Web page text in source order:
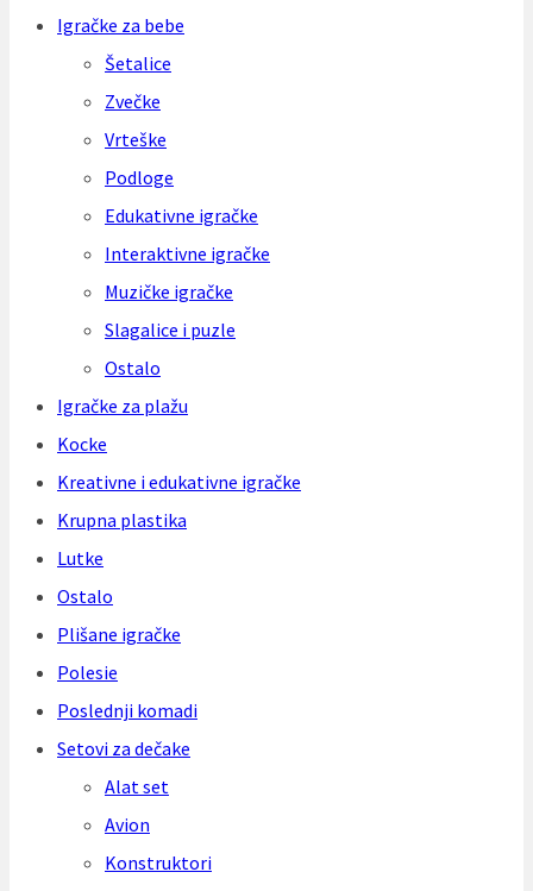
Igračke za bebe
Šetalice
Zvečke
Vrteške
Podloge
Edukativne igračke
Interaktivne igračke
Muzičke igračke
Slagalice i puzle
Ostalo
Igračke za plažu
Kocke
Kreativne i edukativne igračke
Krupna plastika
Lutke
Ostalo
Plišane igračke
Polesie
Poslednji komadi
Setovi za dečake
Alat set
Avion
Konstruktori